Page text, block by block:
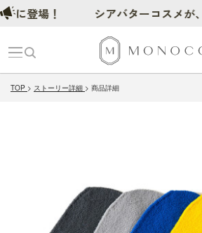
TOP ストーリー詳細 商品詳細
場！ シアバターコスメが、